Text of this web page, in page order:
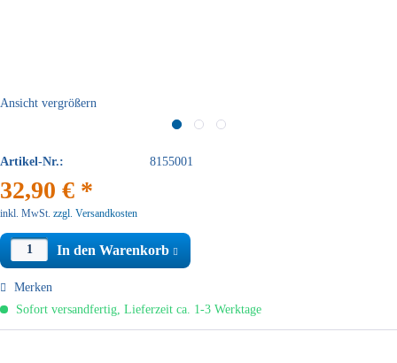
Ansicht vergrößern
Artikel-Nr.: 8155001
32,90 € *
inkl. MwSt. zzgl. Versandkosten
In den Warenkorb
Merken
Sofort versandfertig, Lieferzeit ca. 1-3 Werktage